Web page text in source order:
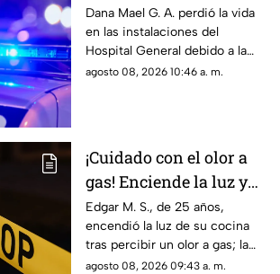
ser atropellada en
Ciudad Juárez
Dana Mael G. A. perdió la vida
en las instalaciones del
Hospital General debido a la
gravedad de las lesiones
agosto 08, 2026 10:46 a. m.
¡Cuidado con el olor a
gas! Enciende la luz y
genera explosión en
vivienda de Ciudad
Juárez
Edgar M. S., de 25 años,
encendió la luz de su cocina
tras percibir un olor a gas; la
chispante detonación le
agosto 08, 2026 09:43 a. m.